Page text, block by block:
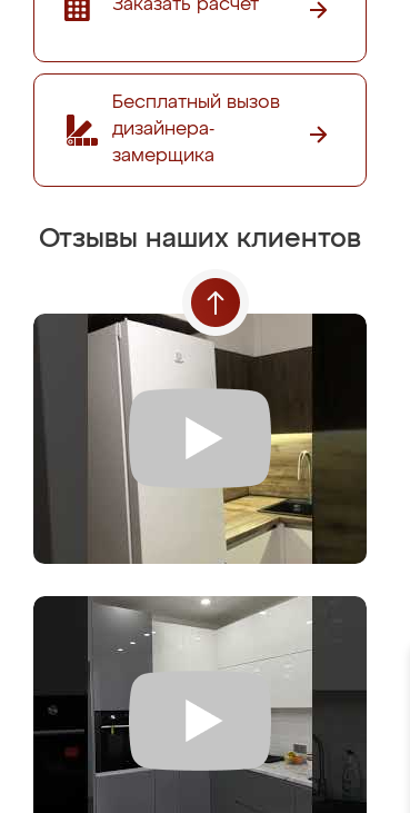
Заказать расчёт
Бесплатный вызов
дизайнера-
замерщика
Отзывы наших клиентов